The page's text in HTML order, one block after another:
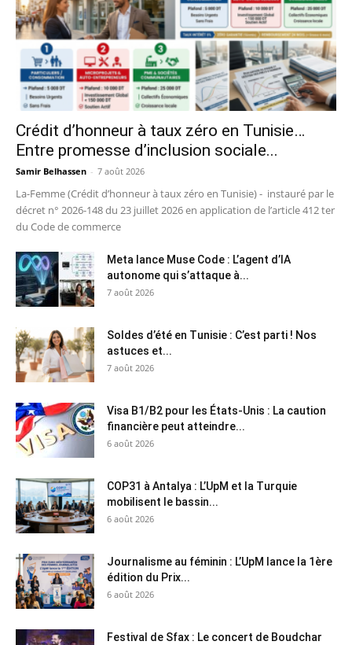
Crédit d’honneur à taux zéro en Tunisie…
Entre promesse d’inclusion sociale...
Samir Belhassen - 7 août 2026
La-Femme (Crédit d’honneur à taux zéro en Tunisie) - instauré par le
décret n° 2026-148 du 23 juillet 2026 en application de l’article 412 ter
du Code de commerce
Meta lance Muse Code : L’agent d’IA
autonome qui s’attaque à...
7 août 2026
Soldes d’été en Tunisie : C’est parti ! Nos
astuces et...
7 août 2026
Visa B1/B2 pour les États-Unis : La caution
financière peut atteindre...
6 août 2026
COP31 à Antalya : L’UpM et la Turquie
mobilisent le bassin...
6 août 2026
Journalisme au féminin : L’UpM lance la 1ère
édition du Prix...
6 août 2026
Festival de Sfax : Le concert de Boudchar